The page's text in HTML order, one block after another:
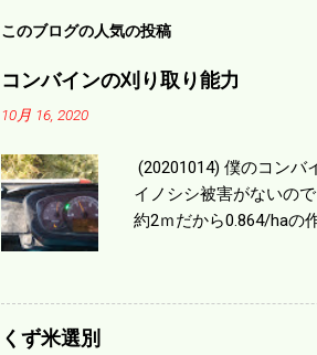
このブログの人気の投稿
コンバインの刈り取り能力
10月 16, 2020
(20201014) 僕のコンバ
イノシシ被害がないの
約2ｍだから0.864/haの
ｃｍ速いのがあったが
足している。 というよ
くず米選別